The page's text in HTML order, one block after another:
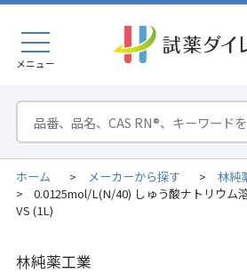
メニュー
ホーム > メーカーから探す > 林純
>
0.0125mol/L(N/40) しゅう酸ナトリウム
VS (1L)
林純薬工業